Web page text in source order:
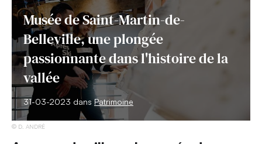
D. ANDRÉ
Musée de Saint-Martin-de-
Belleville, une plongée
passionnante dans l'histoire de la
vallée
31-03-2023 dans Patrimoine